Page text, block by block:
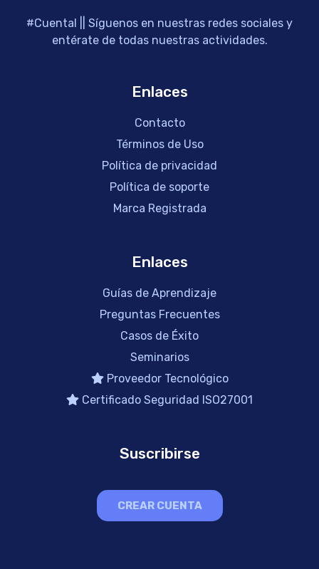
#Cuental || Síguenos en nuestras redes sociales y
entérate de todas nuestras actividades.
Enlaces
Contacto
Términos de Uso
Política de privacidad
Política de soporte
Marca Registrada
Enlaces
Guías de Aprendizaje
Preguntas Frecuentes
Casos de Éxito
Seminarios
Proveedor Tecnológico
Certificado Seguridad ISO27001
Suscribirse
CREAR CUENTA